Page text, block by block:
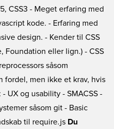
CSS3 - Meget erfaring med
kode. - Erfaring med
design. - Kender til CSS
Foundation eller lign.) - CSS
såsom
fordel, men ikke et krav, hvis
UX og usability - SMACSS -
såsom git - Basic
til require.js Du